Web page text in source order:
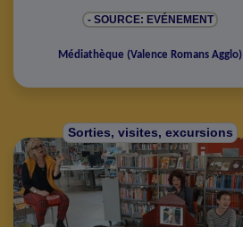
- SOURCE: EVÉNEMENT
Médiathèque (Valence Romans Agglo)
Sorties, visites, excursions